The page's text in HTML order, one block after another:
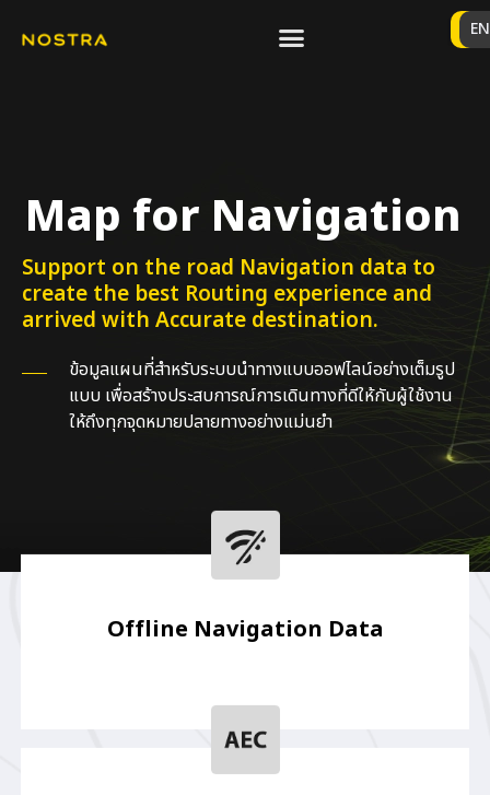
TH
EN
Map for Navigation
Support on the road Navigation data to
create the best Routing experience and
arrived with Accurate destination.
ข้อมูลแผนที่สำหรับระบบนำทางแบบออฟไลน์อย่างเต็มรูป
แบบ เพื่อสร้างประสบการณ์การเดินทางที่ดีให้กับผู้ใช้งาน
ให้ถึงทุกจุดหมายปลายทางอย่างแม่นยำ
Offline Navigation Data